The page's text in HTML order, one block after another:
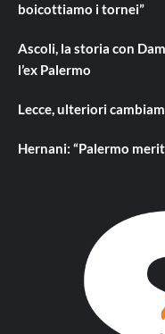
boicottiamo i tornei”
Ascoli, la storia con
l’ex Palermo
Lecce, ulteriori
Hernani: “Palermo